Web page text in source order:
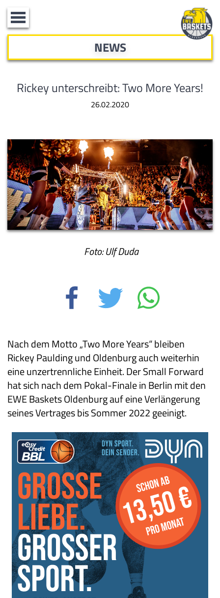
Toggle
navigation
NEWS
Rickey unterschreibt: Two More Years!
26.02.2020
Foto: Ulf Duda
Nach dem Motto „Two More Years“ bleiben
Rickey Paulding und Oldenburg auch weiterhin
eine unzertrennliche Einheit. Der Small Forward
hat sich nach dem Pokal-Finale in Berlin mit den
EWE Baskets Oldenburg auf eine Verlängerung
seines Vertrages bis Sommer 2022 geeinigt.